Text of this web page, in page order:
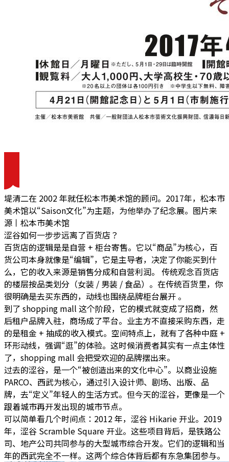
堤清二在 2002 年就任松本市美术馆的顾问。2017年，松本市
美术馆以“Saison文化”为主题，为他举办了纪念展。图片来
源丨松本市美术馆
涩谷如何一步步远离了百货店？
百货店的逻辑是是自营 + 柜台寄售。它以“商品”为核心，百
货公司本身就像是“编辑”，它是主导者，决定了你能买到什
么，它的收入来源是销售分成和自营利润。 传统观念百货店
的楼层按品类划分（女装 / 男装 / 食品）。在传统百货里，你
很明确是去买东西的，动线也围绕品牌柜台展开 。
到了 shopping mall 这个阶段，它的模式就变成了招商，然
后租户品牌入驻，商场成了平台。业主方不直接采购东西，走
的是租金 + 抽成的收入模式。空间特点上，就有了各种中庭 +
环形动线，强调“逛”的体验。这时候消费者其实有一点主体性
了，shopping mall 会把受欢迎的品牌摆出来。
过去的涩谷，是一个“被创造出来的文化中心”。以商业设施
PARCO、西武为核心，通过引入设计师、剧场、出版、品
牌，去“定义”年轻人的生活方式。但今天的涩谷，更像是一个
跟着城市再开发出现的城市节点。
可以简单看几个时间点：2012 年，涩谷 Hikarie 开业。2019
年，涩谷 Scramble Square 开业。这些项目背后，是铁路公
司、地产公司共同参与的大型城市综合开发。它们的逻辑和当
年的西武完全不一样。这两个综合体背后都有东急集团参与。